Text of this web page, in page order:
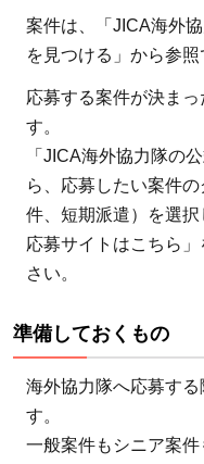
案件は、「JICA海外
を見つける」から参照
応募する案件が決ま
す。
「JICA海外協力隊の
ら、応募したい案件
件、短期派遣）を選
応募サイトはこちら
さい。
準備しておくもの
海外協力隊へ応募す
す。
一般案件もシニア案件